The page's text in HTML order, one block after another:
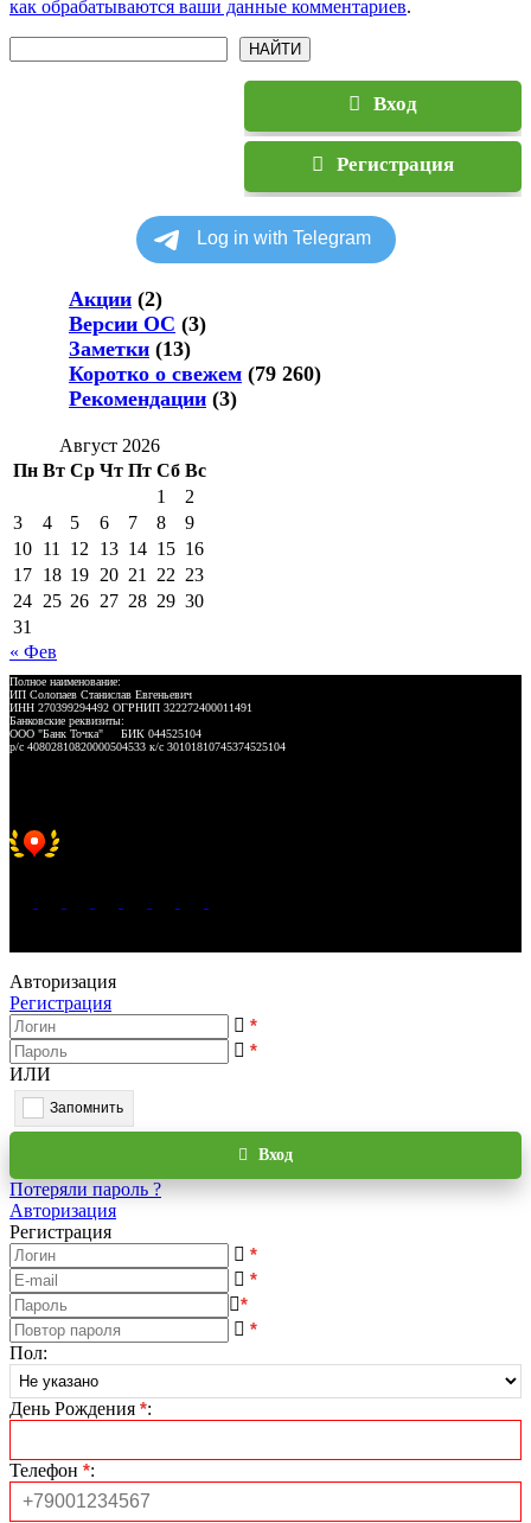
как обрабатываются ваши данные комментариев.
НАЙТИ
Вход
Регистрация
Акции (2)
Версии ОС (3)
Заметки (13)
Коротко о свежем (79 260)
Рекомендации (3)
Август 2026
Пн Вт Ср Чт Пт Сб Вс
1
2
3
4 5 6 7 8
9
10 11 12 13 14 15 16
17 18 19 20 21 22 23
24 25 26 27 28 29 30
31
« Фев
Полное наименование:
ИП Солопаев Станислав Евгеньевич
ИНН 270399294492 ОГРНИП 322272400011491
Банковские реквизиты:
ООО "Банк Точка" БИК 044525104
р/с 40802810820000504533 к/с 30101810745374525104
Авторизация
Регистрация
*
*
ИЛИ
Запомнить
Вход
Потеряли пароль ?
Авторизация
Регистрация
*
*
*
*
Пол:
День Рождения *:
Телефон *: